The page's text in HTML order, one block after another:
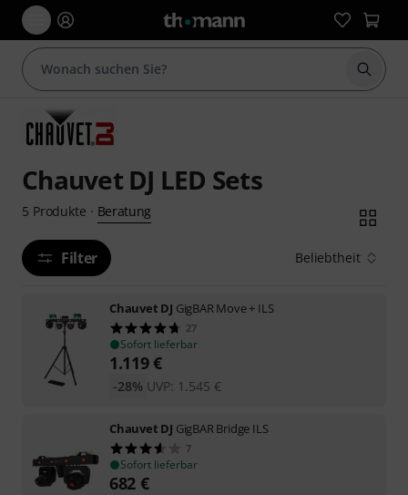
Suche
Chauvet DJ LED Sets
5 Produkte · Beratung
Filter Beliebtheit
Chauvet DJ GigBAR Move + ILS
27
Sofort lieferbar
1.119€
UVP: 1.545 €
-28%
Chauvet DJ GigBAR Bridge ILS
7
Sofort lieferbar
682 €